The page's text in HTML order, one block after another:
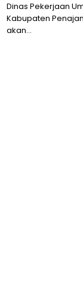
Dinas Pekerjaan
Kabupaten
akan...